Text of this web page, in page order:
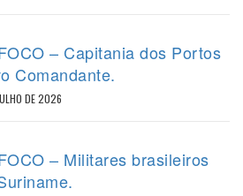
– Capitania dos Portos
Comandante.
DE 2026
– Militares brasileiros